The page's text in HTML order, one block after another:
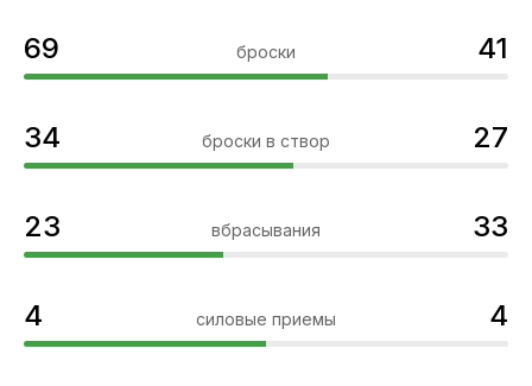
69 броски 41
34 броски в створ 27
23 вбрасывания 33
4 силовые приемы 4